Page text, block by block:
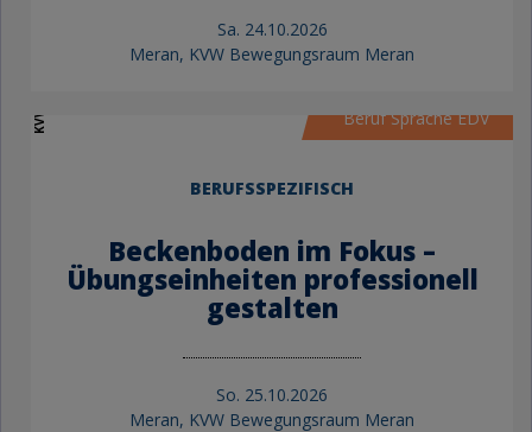
Sa. 24.10.2026
Meran, KVW Bewegungsraum Meran
KVW Bildung Beruf Sprache EDV
BERUFSSPEZIFISCH
Beckenboden im Fokus –
Übungseinheiten professionell
gestalten
So. 25.10.2026
Meran, KVW Bewegungsraum Meran